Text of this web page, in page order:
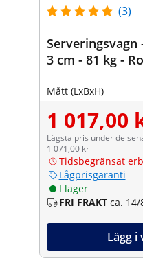
(3)
Serveringsvagn
3 cm - 81 kg -
Mått (LxBxH)
1 017,00
Lägsta pris under de
1 071,00 kr
Tidsbegränsat
Lågprisgaranti
I lager
FRI FRAKT ca. 14/
Lägg i